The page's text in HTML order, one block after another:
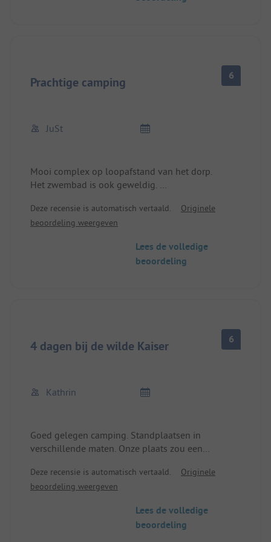
Prachtige camping 6
JuSt
Mooi complex op loopafstand van het dorp.
Het zwembad is ook geweldig.
Er is een ster aftrek voor de slechts oppervlakkige
schoonmaak van de sanitaire ruimtes. Er is nog
Deze recensie is automatisch vertaald.
Originele
beoordeling weergeven
Lees de volledige
beoordeling
4 dagen bij de wilde Kaiser 6
Kathrin
Goed gelegen camping. Standplaatsen in
verschillende maten. Onze plaats zou een
in het midden en de buitenrand van gras en
onkruid was al een tijd niet gemaaid.
Het sanitair is deels verouderd en wordt niet vaak
Deze recensie is automatisch vertaald.
Originele
beoordeling weergeven
Lees de volledige
beoordeling